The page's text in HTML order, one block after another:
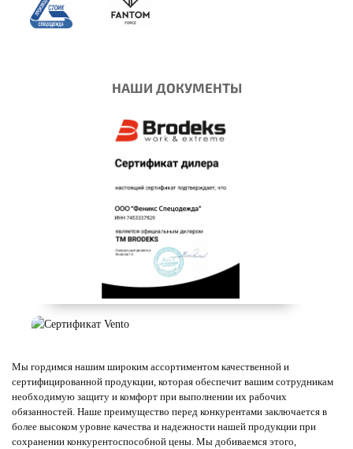
НАШИ ДОКУМЕНТЫ
Мы гордимся нашим широким ассортиментом качественной и
сертифицированной продукции, которая обеспечит вашим сотрудникам
необходимую защиту и комфорт при выполнении их рабочих
обязанностей. Наше преимущество перед конкурентами заключается в
более высоком уровне качества и надежности нашей продукции при
сохранении конкурентоспособной цены. Мы добиваемся этого,